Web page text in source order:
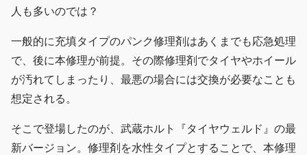
人も多いのでは？
一般的に充填タイプのパンク修理剤はあくまでも応急処理
で、後に本修理が前提。その際修理剤でタイヤやホイール
が汚れてしまったり、最悪の場合には交換が必要なことも
想定される。
そこで登場したのが、武蔵ホルト『タイヤウェルド』の最
新バージョン。修理剤を水性タイプとすることで、本修理